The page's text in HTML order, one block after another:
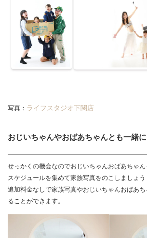
写真： ライフスタジオ下関店
おじいちゃんやおばあちゃんとも一緒に
せっかくの機会なのでおじいちゃんおばあちゃ
スケジュールを集めて家族写真をのこしましょ
追加料金なしで家族写真やおじいちゃんおばあ
ることができます。